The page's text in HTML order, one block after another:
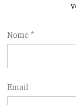
Nome *
Email